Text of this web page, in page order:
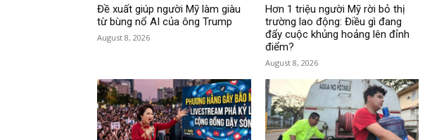
Đề xuất giúp người Mỹ làm giàu
từ bùng nổ AI của ông Trump
August 8, 2026
Hơn 1 triệu người Mỹ rời bỏ thị
trường lao động: Điều gì đang
đẩy cuộc khủng hoảng lên đỉnh
điểm?
August 8, 2026